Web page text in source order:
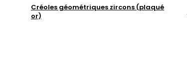
Créoles géométriques zircons (plaqué
or)